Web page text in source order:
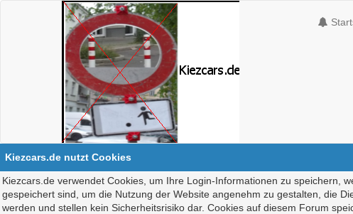
Kiezcars.de nutzt Cookies
Kiezcars.de verwendet Cookies, um Ihre Login-Informationen zu speichern,
gespeichert sind, um die Nutzung der Website angenehm zu gestalten, die
werden und stellen kein Sicherheitsrisiko dar. Cookies auf diesem Forum